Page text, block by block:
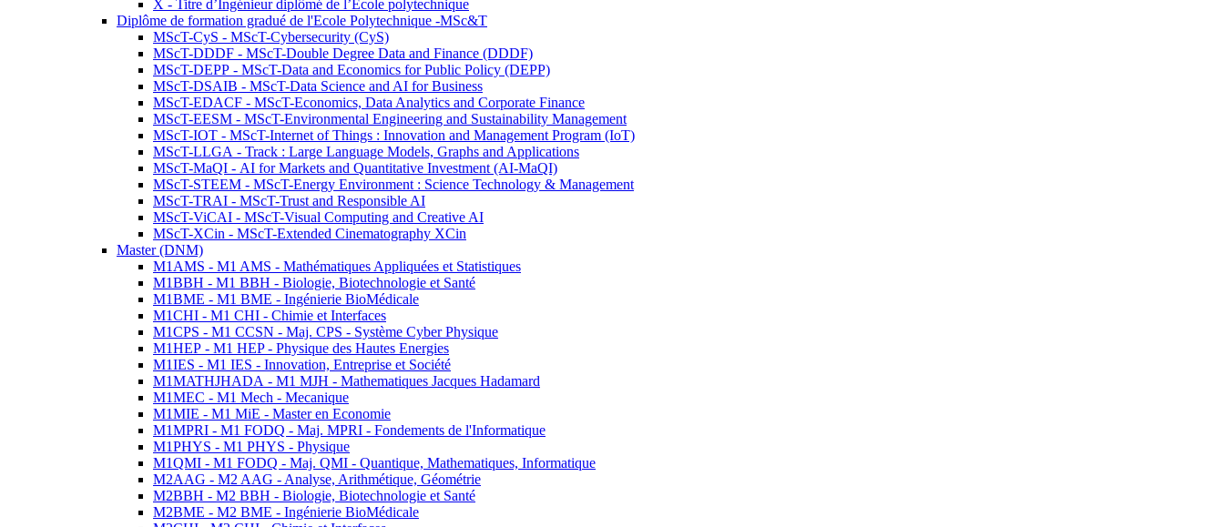
X - Titre d’Ingénieur diplômé de l’École polytechnique
Diplôme de formation gradué de l'Ecole Polytechnique -MSc&T
MScT-CyS - MScT-Cybersecurity (CyS)
MScT-DDDF - MScT-Double Degree Data and Finance (DDDF)
MScT-DEPP - MScT-Data and Economics for Public Policy (DEPP)
MScT-DSAIB - MScT-Data Science and AI for Business
MScT-EDACF - MScT-Economics, Data Analytics and Corporate Finance
MScT-EESM - MScT-Environmental Engineering and Sustainability Management
MScT-IOT - MScT-Internet of Things : Innovation and Management Program (IoT)
MScT-LLGA - Track : Large Language Models, Graphs and Applications
MScT-MaQI - AI for Markets and Quantitative Investment (AI-MaQI)
MScT-STEEM - MScT-Energy Environment : Science Technology & Management
MScT-TRAI - MScT-Trust and Responsible AI
MScT-ViCAI - MScT-Visual Computing and Creative AI
MScT-XCin - MScT-Extended Cinematography XCin
Master (DNM)
M1AMS - M1 AMS - Mathématiques Appliquées et Statistiques
M1BBH - M1 BBH - Biologie, Biotechnologie et Santé
M1BME - M1 BME - Ingénierie BioMédicale
M1CHI - M1 CHI - Chimie et Interfaces
M1CPS - M1 CCSN - Maj. CPS - Système Cyber Physique
M1HEP - M1 HEP - Physique des Hautes Energies
M1IES - M1 IES - Innovation, Entreprise et Société
M1MATHJHADA - M1 MJH - Mathematiques Jacques Hadamard
M1MEC - M1 Mech - Mecanique
M1MIE - M1 MiE - Master en Economie
M1MPRI - M1 FODQ - Maj. MPRI - Fondements de l'Informatique
M1PHYS - M1 PHYS - Physique
M1QMI - M1 FODQ - Maj. QMI - Quantique, Mathematiques, Informatique
M2AAG - M2 AAG - Analyse, Arithmétique, Géométrie
M2BBH - M2 BBH - Biologie, Biotechnologie et Santé
M2BME - M2 BME - Ingénierie BioMédicale